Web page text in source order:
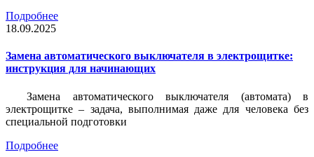
Подробнее
18.09.2025
Замена автоматического выключателя в электрощитке:
инструкция для начинающих
Замена автоматического выключателя (автомата) в
электрощитке – задача, выполнимая даже для человека без
специальной подготовки
Подробнее